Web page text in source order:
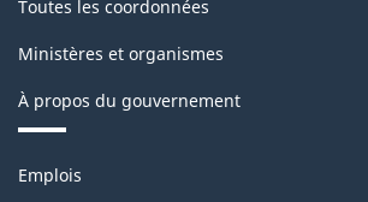
ARCHIVÉ
-
PDF,
Toutes les coordonnées
Ministères et organismes
À propos du gouvernement
Thèmes
Emplois